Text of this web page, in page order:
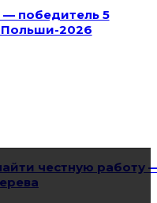
— победитель 5
Польши-2026
честную работу